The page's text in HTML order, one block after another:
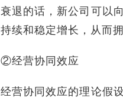
衰退的话，新公司可以
持续和稳定增长，从而
②经营协同效应
经营协同效应的理论假